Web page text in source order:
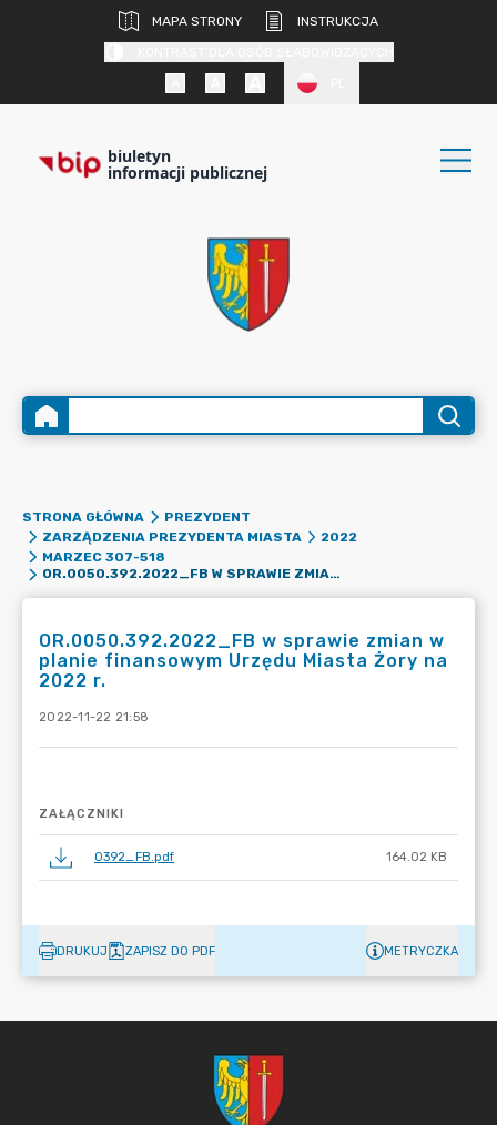
MAPA STRONY
INSTRUKCJA
biuletyn
informacji publicznej
STRONA GŁÓWNA
PREZYDENT
ZARZĄDZENIA PREZYDENTA MIASTA
2022
MARZEC 307-518
OR.0050.392.2022_FB W SPRAWIE ZMIAN W PLANIE FINANSOWYM URZĘDU MIASTA ŻORY NA 2022 R.
OR.0050.392.2022_FB w sprawie zmian w
planie finansowym Urzędu Miasta Żory na
2022 r.
2022-11-22 21:58
ZAŁĄCZNIKI
0392_FB.pdf 164.02 KB
DRUKUJ ZAPISZ DO PDF METRYCZKA